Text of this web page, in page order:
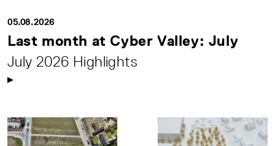
05.08.2026
Last month at Cyber Valley: July
July 2026 Highlights